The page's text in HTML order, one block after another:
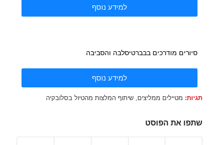
למידע נוסף
סיורים מודרכים בבברטיסלבה והסביבה
למידע נוסף
תגיות: מטיילים ממליצים, שיתוף המלצות מהטיול בסלובקיה
שתפו את הפוסט